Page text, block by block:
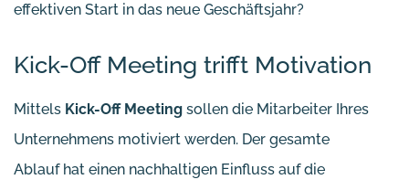
effektiven Start in das neue Geschäftsjahr?
Kick-Off Meeting trifft Motivation
Mittels Kick-Off Meeting sollen die Mitarbeiter Ihres
Unternehmens motiviert werden. Der gesamte
Ablauf hat einen nachhaltigen Einfluss auf die